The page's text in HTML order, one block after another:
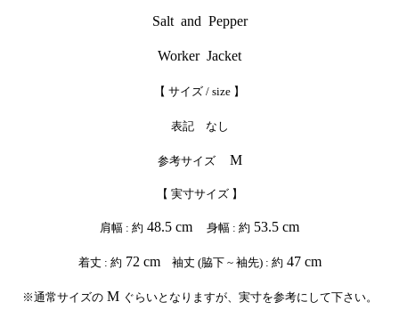
Salt and Pepper
Worker Jacket
【 サイズ / size 】
表記 なし
参考サイズM
【 実寸サイズ 】
肩幅 : 約 48.5 cm 身幅 : 約 53.5 cm
着丈 : 約 72 cm袖丈 (脇下 ~ 袖先) : 約 47 cm
※通常サイズのM ぐらいとなりますが、実寸を参考にして下さい。